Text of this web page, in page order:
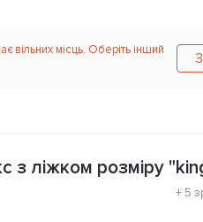
вільних місць. Оберіть інший
ліжком розміру
+ 5